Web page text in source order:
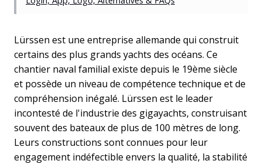
Lürssen est une entreprise allemande qui construit
certains des plus grands yachts des océans. Ce
chantier naval familial existe depuis le 19ème siècle
et possède un niveau de compétence technique et de
compréhension inégalé. Lürssen est le leader
incontesté de l'industrie des gigayachts, construisant
souvent des bateaux de plus de 100 mètres de long.
Leurs constructions sont connues pour leur
engagement indéfectible envers la qualité, la stabilité